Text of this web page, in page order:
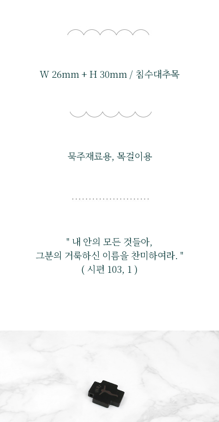
W 26mm + H 30mm / 침수대추목
묵주재료용, 목걸이용
" 내 안의 모든 것들아,
그분의 거룩하신 이름을 찬미하여라. "
( 시편 103, 1 )